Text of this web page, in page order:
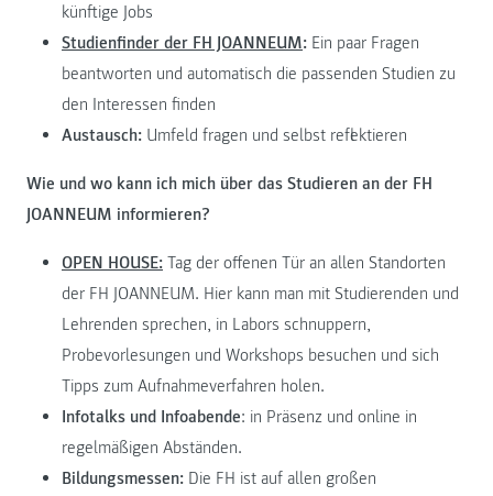
künftige Jobs
Studienfinder der FH JOANNEUM: Ein paar Fragen
beantworten und automatisch die passenden Studien zu
den Interessen finden
Austausch: Umfeld fragen und selbst reflektieren
Wie und wo kann ich mich über das Studieren an der FH
JOANNEUM informieren?
OPEN HOUSE: Tag der offenen Tür an allen Standorten
der FH JOANNEUM. Hier kann man mit Studierenden und
Lehrenden sprechen, in Labors schnuppern,
Probevorlesungen und Workshops besuchen und sich
Tipps zum Aufnahmeverfahren holen.
Infotalks und Infoabende: in Präsenz und online in
regelmäßigen Abständen.
Bildungsmessen: Die FH ist auf allen großen